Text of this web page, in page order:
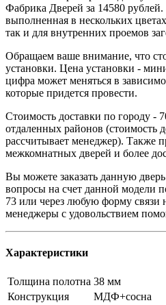
Фабрика Дверей за 14580
выполненная в нескольких
так и для внутренних проемов
Обращаем ваше внимание, что
установки. Цена установки -
цифра может меняться в
которые придется провести.
Стоимость доставки по городу -
отдаленных районов (стоимость
рассчитывает менеджер). Также
межкомнатных дверей и более
Вы можете заказать данную
вопросы на счет данной модели
73 или через любую форму
менеджеры с удовольствием
Характеристики
Толщина полотна 38 мм
Конструкция
МДФ+сосна